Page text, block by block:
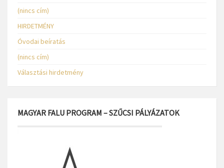
(nincs cím)
HIRDETMÉNY
Óvodai beíratás
(nincs cím)
Választási hirdetmény
MAGYAR FALU PROGRAM – SZŰCSI PÁLYÁZATOK